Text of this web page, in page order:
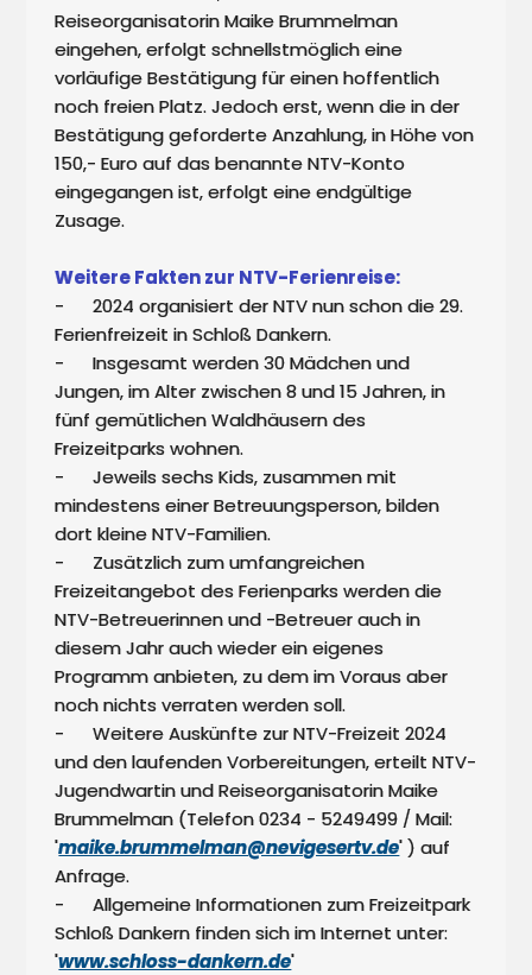
Reiseorganisatorin Maike Brummelman
eingehen, erfolgt schnellstmöglich eine
vorläufige Bestätigung für einen hoffentlich
noch freien Platz. Jedoch erst, wenn die in der
Bestätigung geforderte Anzahlung, in Höhe von
150,- Euro auf das benannte NTV-Konto
eingegangen ist, erfolgt eine endgültige
Zusage.
Weitere Fakten zur NTV-Ferienreise:
-	2024 organisiert der NTV nun schon die 29.
Ferienfreizeit in Schloß Dankern.
-	Insgesamt werden 30 Mädchen und
Jungen, im Alter zwischen 8 und 15 Jahren, in
fünf gemütlichen Waldhäusern des
Freizeitparks wohnen.
-	Jeweils sechs Kids, zusammen mit
mindestens einer Betreuungsperson, bilden
dort kleine NTV-Familien.
-	Zusätzlich zum umfangreichen
Freizeitangebot des Ferienparks werden die
NTV-Betreuerinnen und -Betreuer auch in
diesem Jahr auch wieder ein eigenes
Programm anbieten, zu dem im Voraus aber
noch nichts verraten werden soll.
-	Weitere Auskünfte zur NTV-Freizeit 2024
und den laufenden Vorbereitungen, erteilt NTV-
Jugendwartin und Reiseorganisatorin Maike
Brummelman (Telefon 0234 - 5249499 / Mail:
'maike.brummelman@nevigesertv.de' ) auf
Anfrage.
-	Allgemeine Informationen zum Freizeitpark
Schloß Dankern finden sich im Internet unter:
'www.schloss-dankern.de